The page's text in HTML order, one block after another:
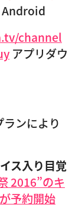
Android
channel
アプリダウ
ンにより
ス入り目覚
2016”のキ
予約開始